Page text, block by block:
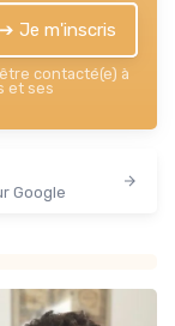
➔ Je m'inscris
contacté(e) à
et ses
Google